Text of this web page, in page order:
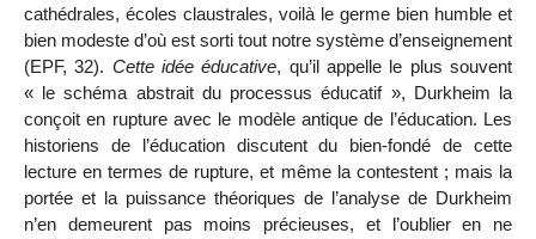
cathédrales, écoles claustrales, voilà le germe bien humble et
bien modeste d’où est sorti tout notre système d’enseignement
(EPF, 32). Cette idée éducative, qu’il appelle le plus souvent
« le schéma abstrait du processus éducatif », Durkheim la
conçoit en rupture avec le modèle antique de l’éducation. Les
historiens de l’éducation discutent du bien-fondé de cette
lecture en termes de rupture, et même la contestent ; mais la
portée et la puissance théoriques de l’analyse de Durkheim
n’en demeurent pas moins précieuses, et l’oublier en ne